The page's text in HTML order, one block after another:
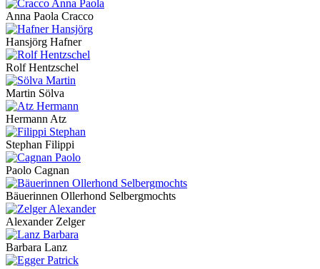
Anna Paola Cracco
Hansjörg Hafner
Rolf Hentzschel
Martin Sölva
Hermann Atz
Stephan Filippi
Paolo Cagnan
Bäuerinnen Ollerhond Selbergmochts
Alexander Zelger
Barbara Lanz